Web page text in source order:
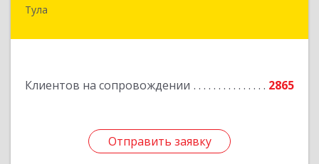
Тула
Клиентов на сопровождении 2865
Отправить заявку
300000, Тульская обл, г.о. город Тула, Тула г,
Отправить заявку